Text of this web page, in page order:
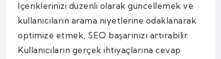
İçeriklerinizi düzenli olarak güncellemek ve
kullanıcıların arama niyetlerine odaklanarak
optimize etmek, SEO başarınızı artırabilir.
Kullanıcıların gerçek ihtiyaçlarına cevap